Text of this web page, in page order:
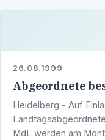
26.08.1999
Abgeordnete
Heidelberg - Auf
MdL werden am